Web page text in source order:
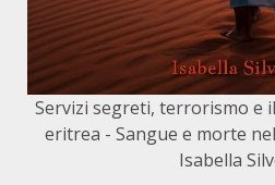
Servizi segreti, terrorismo e
eritrea - Sangue e morte
Isabella